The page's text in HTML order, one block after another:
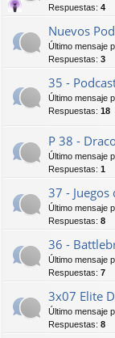
Respuestas: 4
Nuevos
Último mensaje
Respuestas: 3
35 -
Último mensaje
Respuestas: 18
P 38 -
Último mensaje
Respuestas: 1
37 -
Último mensaje
Respuestas: 8
36 -
Último mensaje
Respuestas: 7
3x07 Elite
Último mensaje
Respuestas: 8